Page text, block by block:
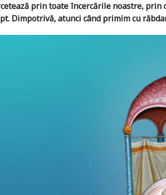
prin toate încercările noastre,
Dimpotrivă, atunci când primim cu